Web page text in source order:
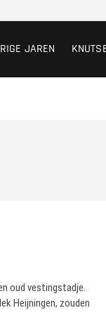
JAREN
oud vestingstadje.
Heijningen, zouden